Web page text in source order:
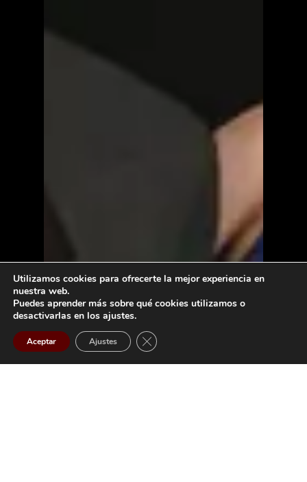
Utilizamos cookies para ofrecerte la mejor experiencia en
nuestra web.
Puedes aprender más sobre qué cookies utilizamos o
desactivarlas en los ajustes.
Aceptar Ajustes Close GDPR Cookie Banner